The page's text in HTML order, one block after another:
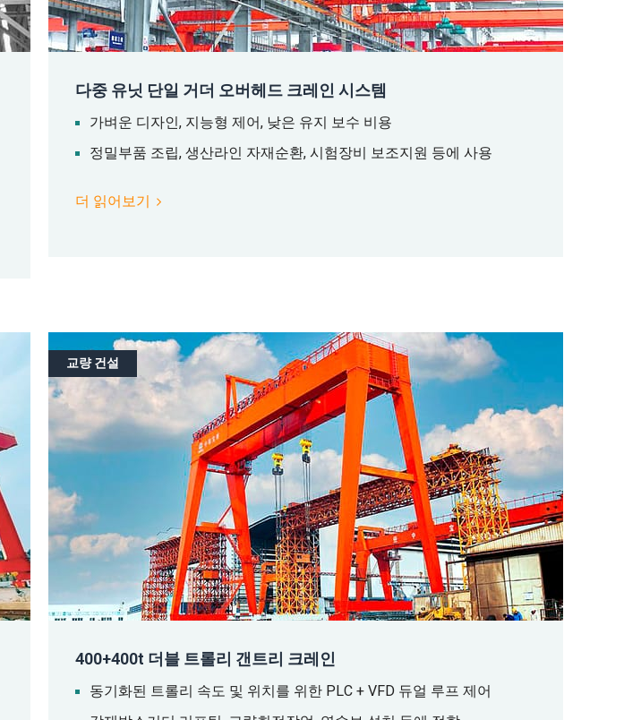
다중 유닛 단일 거더 오버헤드 크레인 시스템
가벼운 디자인, 지능형 제어, 낮은 유지 보수 비용
정밀부품 조립, 생산라인 자재순환, 시험장비 보조지원 등에 사용
더 읽어보기
교량 건설
400+400t 더블 트롤리 갠트리 크레인
동기화된 트롤리 속도 및 위치를 위한 PLC + VFD 듀얼 루프 제어